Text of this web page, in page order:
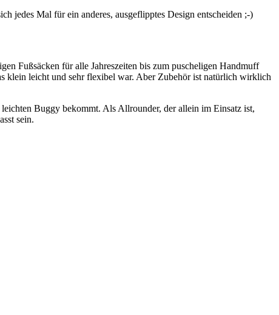
jedes Mal für ein anderes, ausgeflipptes Design entscheiden ;-)
Fußsäcken für alle Jahreszeiten bis zum puscheligen Handmuff
klein leicht und sehr flexibel war. Aber Zubehör ist natürlich wirklich
Buggy bekommt. Als Allrounder, der allein im Einsatz ist,
sein.